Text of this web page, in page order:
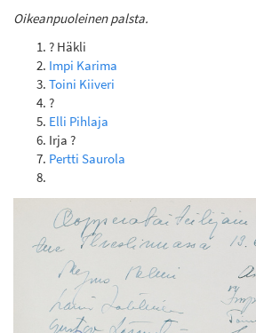
Oikeanpuoleinen palsta.
? Häkli
Impi Karima
Toini Kiiveri
?
Elli Pihlaja
Irja ?
Pertti Saurola